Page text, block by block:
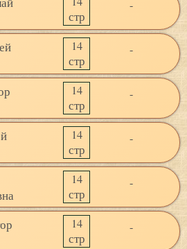
стр
-
14
стр
-
14
стр
-
14
стр
-
14
стр
-
14
стр
-